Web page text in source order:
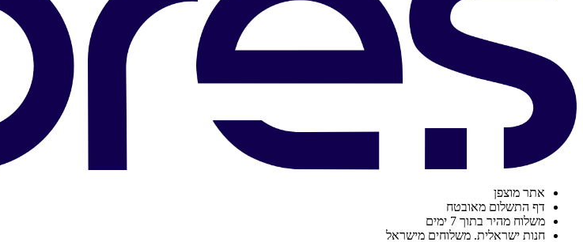
אתר מוצפן
דף התשלום מאובטח
משלוח מהיר בתוך 7 ימים
חנות ישראלית. משלוחים מישראל